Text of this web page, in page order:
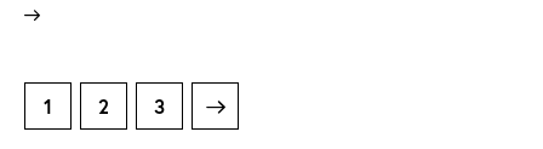
Paginazione
degli
PAGE
1 PAGE
2 PAGE
3
>